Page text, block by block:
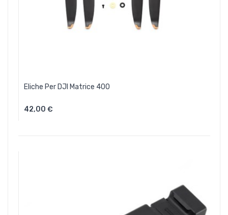
Eliche Per DJI Matrice 400
42,00 €Aggiungi Al Carrello